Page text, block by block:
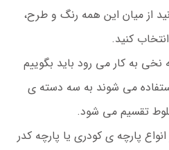
از میان این همه رنگ و طرح،
کنید.
نخی به کار می رود باید بگوییم
می شوند به سه دسته ی
تقسیم می شود.
پارچه ی کودری یا پارچه کدر